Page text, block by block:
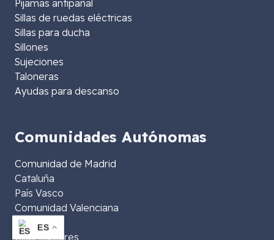
Pijamas antipañal
Sillas de ruedas eléctricas
Sillas para ducha
Sillones
Sujeciones
Taloneras
Ayudas para descanso
Comunidades Autónomas
Comunidad de Madrid
Cataluña
País Vasco
Comunidad Valenciana
Andalucía
Islas Baleares
ES